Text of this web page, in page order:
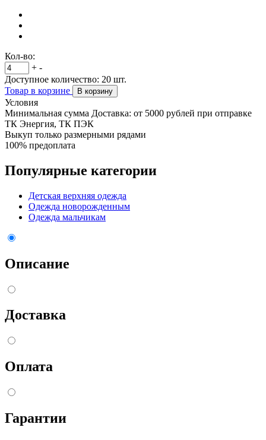
Кол-во:
+ -
Доступное количество: 20 шт.
Товар в корзине
В корзину
Условия
Минимальная сумма Доставка: от 5000 рублей при отправке
ТК Энергия, ТК ПЭК
Выкуп только размерными рядами
100% предоплата
Популярные категории
Детская верхняя одежда
Одежда новорожденным
Одежда мальчикам
Описание
Доставка
Оплата
Гарантии